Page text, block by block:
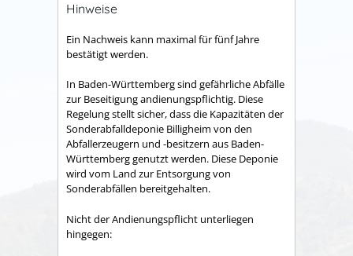
Hinweise
Ein Nachweis kann maximal für fünf Jahre
bestätigt werden.
In Baden-Württemberg sind gefährliche Abfälle
zur Beseitigung andienungspflichtig. Diese
Regelung stellt sicher, dass die Kapazitäten der
Sonderabfalldeponie Billigheim von den
Abfallerzeugern und -besitzern aus Baden-
Württemberg genutzt werden. Diese Deponie
wird vom Land zur Entsorgung von
Sonderabfällen bereitgehalten.
Nicht der Andienungspflicht unterliegen
hingegen: